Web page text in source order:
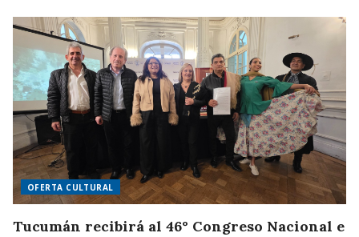
OFERTA CULTURAL
Tucumán recibirá al 46° Congreso Nacional e